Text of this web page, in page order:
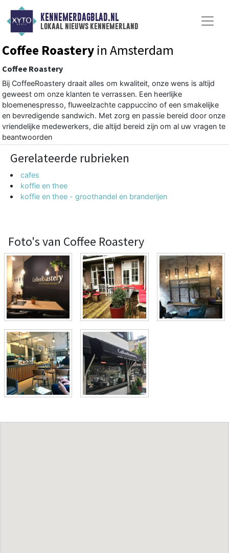
KENNEMERDAGBLAD.NL
lokaal nieuws kennemerland
Coffee Roastery in Amsterdam
Coffee Roastery
Bij CoffeeRoastery draait alles om kwaliteit, onze wens is altijd
geweest om onze klanten te verrassen. Een heerlijke
bloemenespresso, fluweelzachte cappuccino of een smakelijke
en bevredigende sandwich. Met zorg en passie bereid door onze
vriendelijke medewerkers, die altijd bereid zijn om al uw vragen te
beantwoorden
Gerelateerde rubrieken
cafes
koffie en thee
koffie en thee - groothandel en branderijen
Foto's van Coffee Roastery